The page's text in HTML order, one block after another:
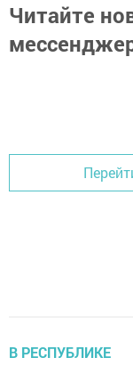
Читайте
В РЕСПУБЛИКЕ